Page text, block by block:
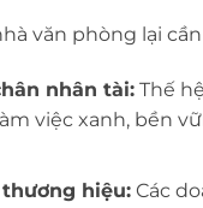
văn phòng lại
nhân tài:Thế
việc xanh, bền
hiệu:Các